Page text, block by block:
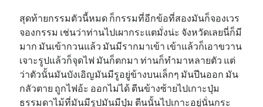
สุดท้ายกรรมตัวนี้หมด ก็กรรมที่อีกข้อที่สองมันก็จองเวร
จองกรรม เช่นว่าท่านไปเผากระแตมั่งน่ะ จังหวัดเลยนี่ก็มี
มาก มันเข้ากวนแล้ว มันมีรากมาเข้า เข้าแล้วก็เอาขวาน
เจาะรูปแล้วก็จุดไฟ มันก็ตกมา ท่านก็ทำมาหลายตัว แต่
ว่าตัวนั้นมันบังเอิญมันมีรูอยู่ข้างบนเล็กๆ มันปีนออก มัน
กลัวตาย ถูกไฟอ้ะ ออกไม่ได้ ตีนข้างซ้ายไปเกาะปุ่ม
ธรรมดาไม้ที่มันมีรูปมันมีปุ่ม ตีนนั้นไปเกาะอยู่นั่นกระ